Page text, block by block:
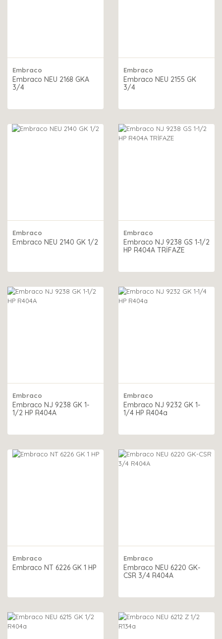
Embraco
Embraco NEU 2168 GKA
3/4
Embraco
Embraco NEU 2155 GK
3/4
Embraco
Embraco NEU 2140 GK 1/2
Embraco
Embraco NJ 9238 GS 1-1/2
HP R404A TRİFAZE
Embraco
Embraco NJ 9238 GK 1-
1/2 HP R404A
Embraco
Embraco NJ 9232 GK 1-
1/4 HP R404a
Embraco
Embraco NT 6226 GK 1 HP
Embraco
Embraco NEU 6220 GK-
CSR 3/4 R404A